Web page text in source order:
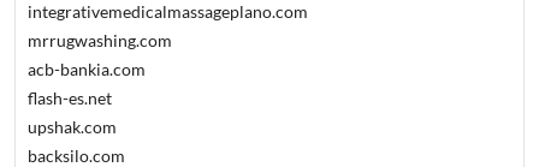
integrativemedicalmassageplano.com
mrrugwashing.com
acb-bankia.com
flash-es.net
upshak.com
backsilo.com